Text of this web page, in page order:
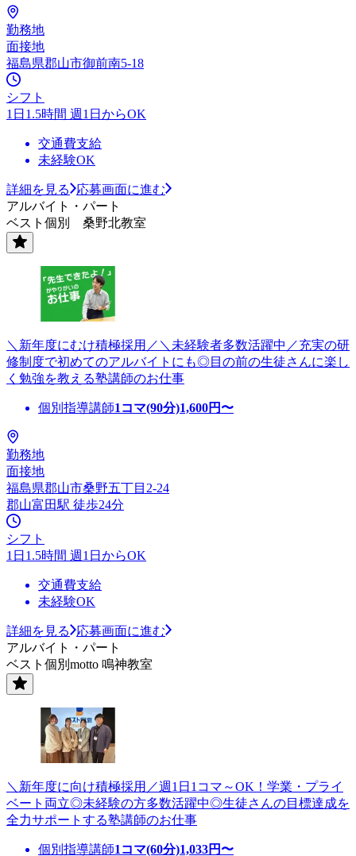
勤務地
面接地
福島県郡山市御前南5-18
シフト
1日1.5時間 週1日からOK
交通費支給
未経験OK
詳細を見る
応募画面に進む
アルバイト・パート
ベスト個別 桑野北教室
＼新年度にむけ積極採用／＼未経験者多数活躍中／充実の研
修制度で初めてのアルバイトにも◎目の前の生徒さんに楽し
く勉強を教える塾講師のお仕事
個別指導講師1コマ(90分)1,600円〜
勤務地
面接地
福島県郡山市桑野五丁目2-24
郡山富田駅 徒歩24分
シフト
1日1.5時間 週1日からOK
交通費支給
未経験OK
詳細を見る
応募画面に進む
アルバイト・パート
ベスト個別motto 鳴神教室
＼新年度に向け積極採用／週1日1コマ～OK！学業・プライ
ベート両立◎未経験の方多数活躍中◎生徒さんの目標達成を
全力サポートする塾講師のお仕事
個別指導講師1コマ(60分)1,033円〜